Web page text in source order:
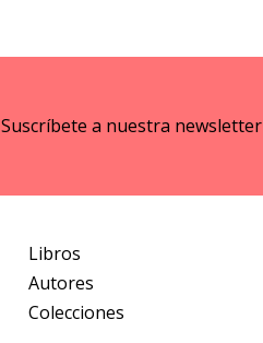
Suscríbete a nuestra newsletter
Libros
Autores
Colecciones